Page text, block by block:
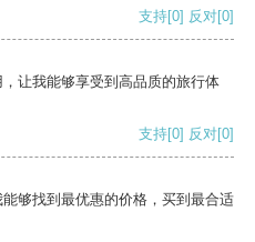
支持[0] 反对[0]
让我能够享受到高品质的旅行体
支持[0] 反对[0]
够找到最优惠的价格，买到最合适